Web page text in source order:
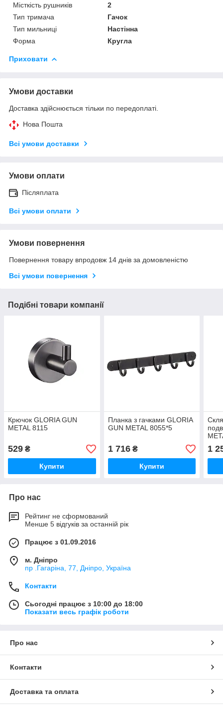
Місткість рушників
2
Тип тримача
Гачок
Тип мильниці
Настінна
Форма
Кругла
Приховати
Умови доставки
Доставка здійснюється тільки по передоплаті.
Нова Пошта
Всі умови доставки
Умови оплати
Післяплата
Всі умови оплати
Умови повернення
Повернення товару впродовж 14 днів за домовленістю
Всі умови повернення
Подібні товари компанії
Крючок GLORIA GUN
METAL 8115
529 ₴
Купити
Планка з гачками GLORIA
GUN METAL 8055*5
1 716₴
Купити
1
Про нас
Рейтинг не сформований
Менше 5 відгуків за останній рік
Працює з 01.09.2016
м. Дніпро
пр .Гагаріна, 77, Дніпро, Україна
Контакти
Сьогодні працює з 10:00 до 18:00
Показати весь графік роботи
Про нас
Контакти
Доставка та оплата